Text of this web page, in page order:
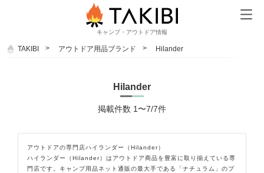
キャンプ・アウトドア情報
TAKIBI アウトドア用品ブランド Hilander
Hilander
掲載件数 1〜7/7件
アウトドアの専門店ハイランダー（Hilander）
ハイランダー（Hilander）はアウトドア商品を豊富に取り揃えている専
門店です。キャンプ用品ネット通販の最大手である「ナチュラム」のプ